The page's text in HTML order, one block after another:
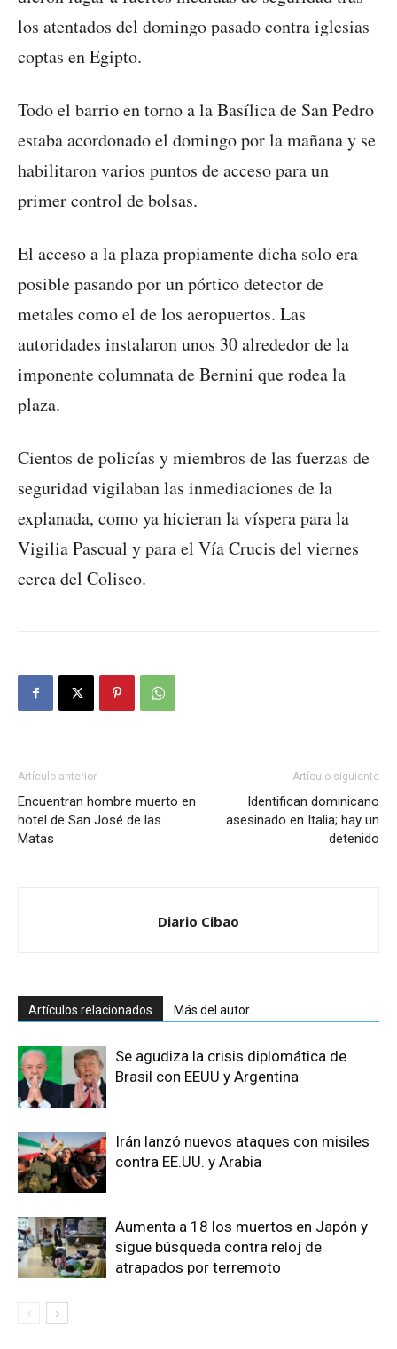
los atentados del domingo pasado contra iglesias
coptas en Egipto.
Todo el barrio en torno a la Basílica de San Pedro
estaba acordonado el domingo por la mañana y se
habilitaron varios puntos de acceso para un
primer control de bolsas.
El acceso a la plaza propiamente dicha solo era
posible pasando por un pórtico detector de
metales como el de los aeropuertos. Las
autoridades instalaron unos 30 alrededor de la
imponente columnata de Bernini que rodea la
plaza.
Cientos de policías y miembros de las fuerzas de
seguridad vigilaban las inmediaciones de la
explanada, como ya hicieran la víspera para la
Vigilia Pascual y para el Vía Crucis del viernes
cerca del Coliseo.
Artículo anterior
Encuentran hombre muerto en
hotel de San José de las
Matas
Artículo siguiente
Identifican dominicano
asesinado en Italia; hay un
detenido
Diario Cibao
Artículos relacionados Más del autor
Se agudiza la crisis diplomática de
Brasil con EEUU y Argentina
Irán lanzó nuevos ataques con misiles
contra EE.UU. y Arabia
Aumenta a 18 los muertos en Japón y
sigue búsqueda contra reloj de
atrapados por terremoto